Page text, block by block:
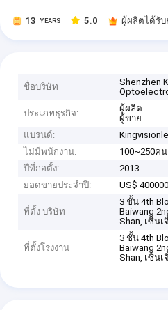
13 YEARS 5.0 ผู้ผลิตได้รั
ชื่อบริษัท
Shenzhen
ประเภทธุรกิจ:
ผู้ผลิต
ผู้ขาย
แบรนด์:
ไม่มีพนักงาน:
100~250คน
ปีที่ก่อตั้ง:
2013
ยอดขายประจำปี:
US$
ที่ตั้ง บริษัท
3 ชั้น 4th
Baiwang
Shan, เซิน
ที่ตั้งโรงงาน
3 ชั้น 4th
Baiwang
Shan, เซิน